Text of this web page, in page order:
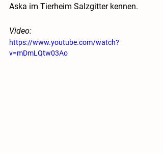
Aska im Tierheim Salzgitter kennen.
Video:
https://www.youtube.com/watch?
v=mDmLQtw03Ao